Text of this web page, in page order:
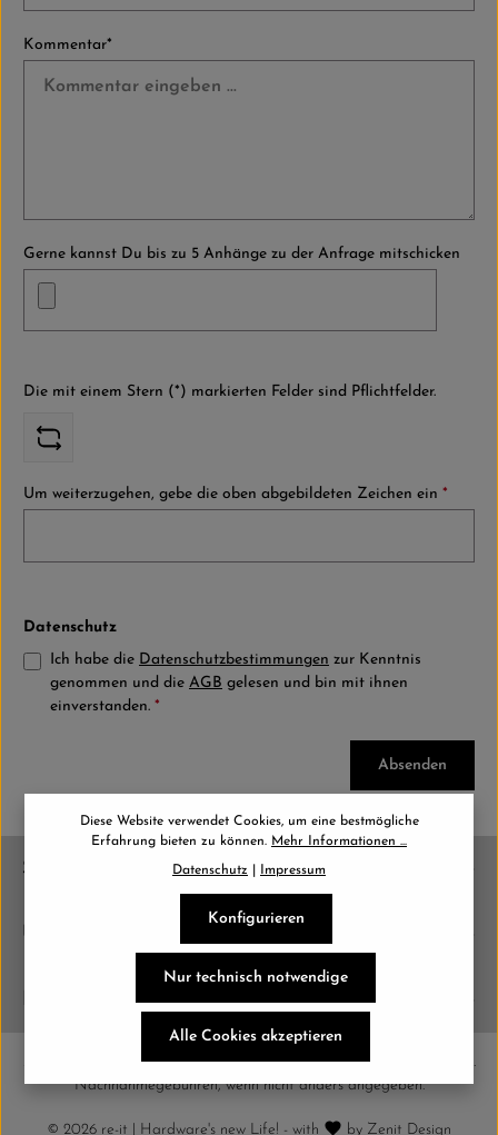
Kommentar*
Gerne kannst Du bis zu 5 Anhänge zu der Anfrage mitschicken
Die mit einem Stern (*) markierten Felder sind Pflichtfelder.
Um weiterzugehen, gebe die oben abgebildeten Zeichen ein *
Datenschutz
Ich habe die Datenschutzbestimmungen zur Kenntnis
genommen und die AGB gelesen und bin mit ihnen
einverstanden. *
Absenden
Service-Hotline
Unternehmen
© 2026 re-it | Hardware's new Life! - with by Zenit Design
Alle Preise exkl. gesetzl. Mehrwertsteuer zzgl.Versandkosten
und ggf.
Nachnahmegebühren, wenn nicht anders angegeben.
Diese Website verwendet Cookies, um eine bestmögliche
Erfahrung bieten zu können. Mehr Informationen ...
Datenschutz Impressum
Nur technisch notwendige
Konfigurieren
Alle Cookies akzeptieren